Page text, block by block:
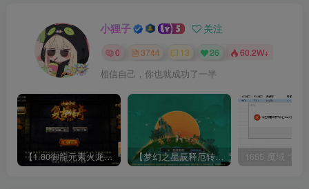
小狸子 关注
0 3744 13 26 60.2W+
相信自己，你也就成功了一半
【1.80御龍元素火龙[摸摸登陆器]】战神引擎WIN服务端+GM工具+充值后台+双端+架设教程 【梦幻之星辰释厄转尊享挂机版】MT3换皮梦幻西游Linux服务端+GM后台+双端+源码+架设教程